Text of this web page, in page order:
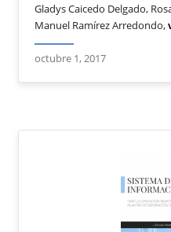
Gladys Caicedo Delgado, Rosa Elvira Correa Gutiérrez, Juan
Manuel Ramírez Arredondo,
octubre 1, 2017